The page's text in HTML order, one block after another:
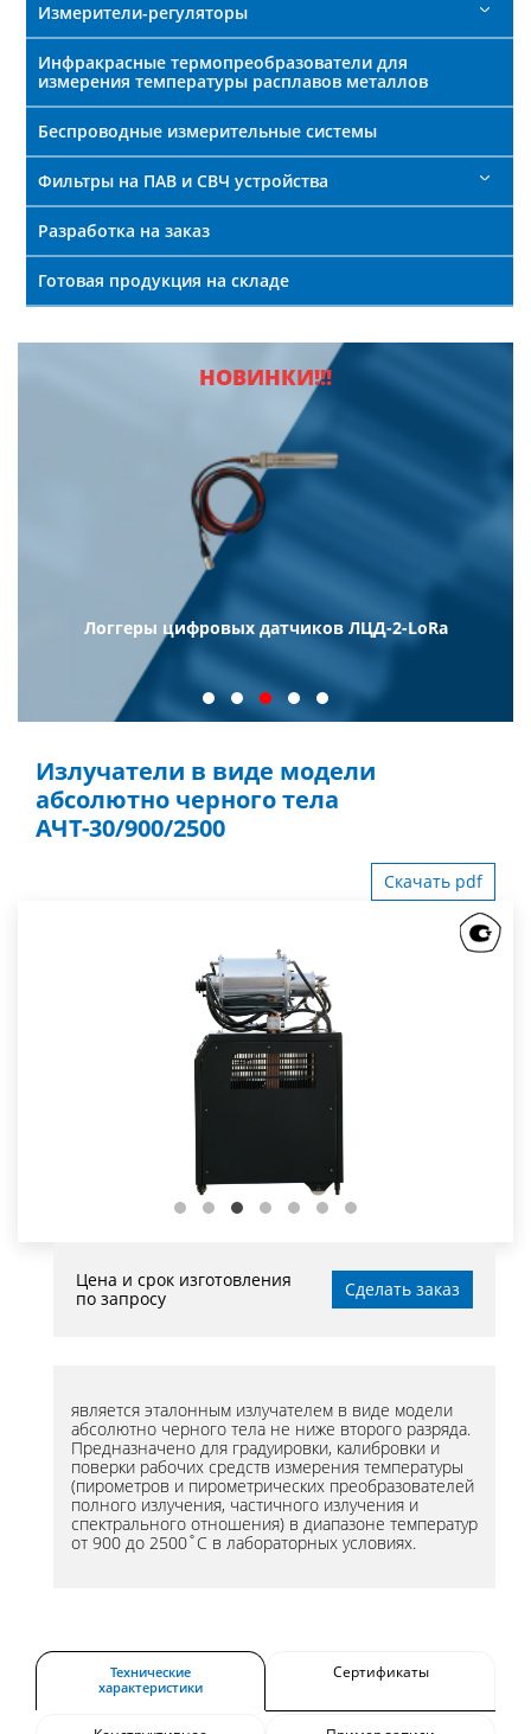
Измерители-регуляторы
Инфракрасные термопреобразователи для
измерения температуры расплавов металлов
Беспроводные измерительные системы
Фильтры на ПАВ и СВЧ устройства
Разработка на заказ
Готовая продукция на складе
НОВИНКИ!!!
Логгеры цифровых датчиков ЛЦД-2-LoRa
Излучатели в виде модели
абсолютно черного тела
АЧТ-30/900/2500
Скачать pdf
Цена и срок изготовления
по запросу
Сделать заказ
является эталонным излучателем в виде модели
абсолютно черного тела не ниже второго разряда.
Предназначено для градуировки, калибровки и
поверки рабочих средств измерения температуры
(пирометров и пирометрических преобразователей
полного излучения, частичного излучения и
спектрального отношения) в диапазоне температур
от 900 до 2500˚С в лабораторных условиях.
Технические
характеристики
Сертификаты